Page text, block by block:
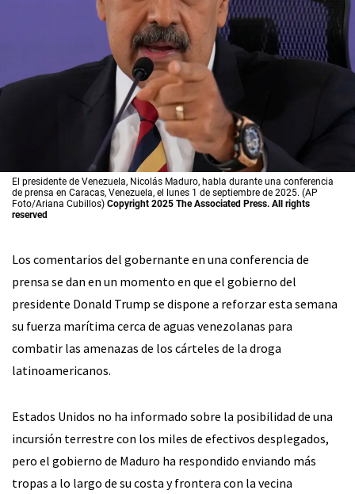
El presidente de Venezuela, Nicolás Maduro, habla durante una conferencia
de prensa en Caracas, Venezuela, el lunes 1 de septiembre de 2025. (AP
Foto/Ariana Cubillos) Copyright 2025 The Associated Press. All rights
reserved
Los comentarios del gobernante en una conferencia de
prensa se dan en un momento en que el gobierno del
presidente Donald Trump se dispone a reforzar esta semana
su fuerza marítima cerca de aguas venezolanas para
combatir las amenazas de los cárteles de la droga
latinoamericanos.
Estados Unidos no ha informado sobre la posibilidad de una
incursión terrestre con los miles de efectivos desplegados,
pero el gobierno de Maduro ha respondido enviando más
tropas a lo largo de su costa y frontera con la vecina